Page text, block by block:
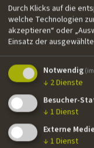
Filmografie
In aller
Saxonia, ARD |
››Mann in Mond
Drehbuch
››Tatort: Schwarze
Studio Hamburg,
Durch Klicks auf die
welche Technologien
akzeptieren“ oder
Einsatz der
Notwendig
↓ 2Dienste
Besucher-
↓ 1 Dienst
Externe
↓ 1 Dienst